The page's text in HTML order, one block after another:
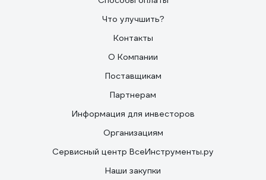
Что улучшить?
Контакты
О Компании
Поставщикам
Партнерам
Информация для инвесторов
Организациям
Сервисный центр ВсеИнструменты.ру
Наши закупки